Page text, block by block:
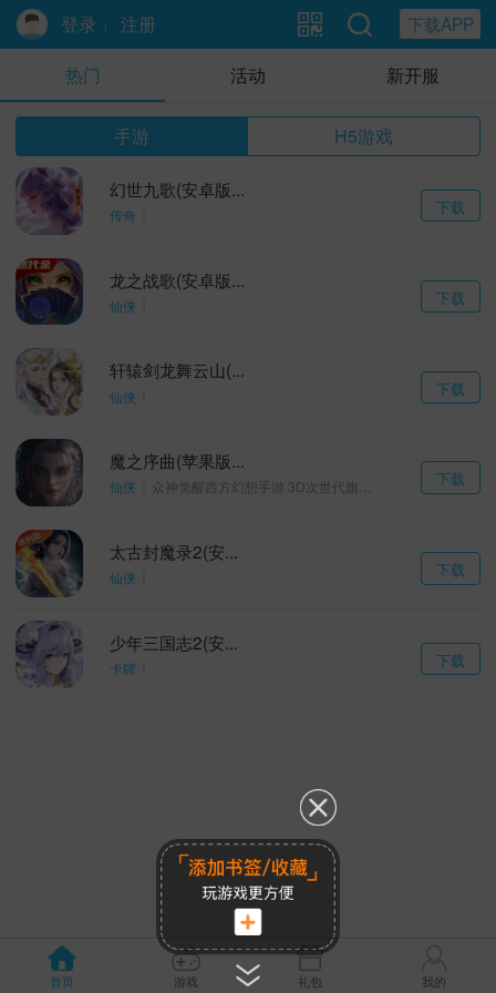
登录 | 注册 下载APP
热门 活动 新开服
手游 H5游戏
下载
幻世九歌(安卓版...
传奇
下载
龙之战歌(安卓版...
仙侠
下载
轩辕剑龙舞云山(...
仙侠
下载
魔之序曲(苹果版...
仙侠 众神觉醒西方幻想手游 3D次世代旗舰画质，昼夜实时光影渲染，重新定义唯美西方幻想大世界。
下载
太古封魔录2(安...
仙侠
下载
少年三国志2(安...
卡牌
首页 游戏 礼包 我的